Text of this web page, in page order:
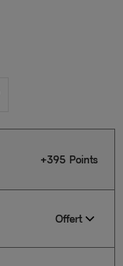
+395 Points
Offert